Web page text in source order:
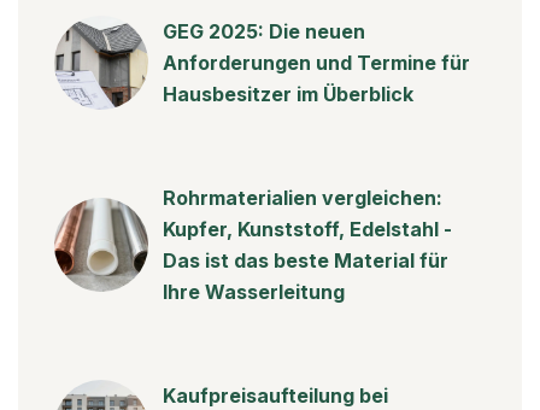
GEG 2025: Die neuen
Anforderungen und Termine für
Hausbesitzer im Überblick
Rohrmaterialien vergleichen:
Kupfer, Kunststoff, Edelstahl -
Das ist das beste Material für
Ihre Wasserleitung
Kaufpreisaufteilung bei